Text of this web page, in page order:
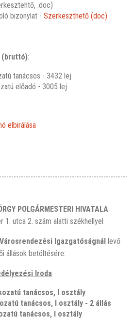
.doc)
bizonylat - Szerkeszthető (doc)
(bruttó):
tanácsos - 3432 lej
előadó - 3005 lej
elbirálása
POLGÁRMESTERI HIVATALA
1. utca 2. szám alatti székhellyel
Városrendezési Igazgatóságnál levő
állások betöltésére:
Iroda
tanácsos, I osztály
tanácsos, I osztály - 2 állás
tanácsos, I osztály